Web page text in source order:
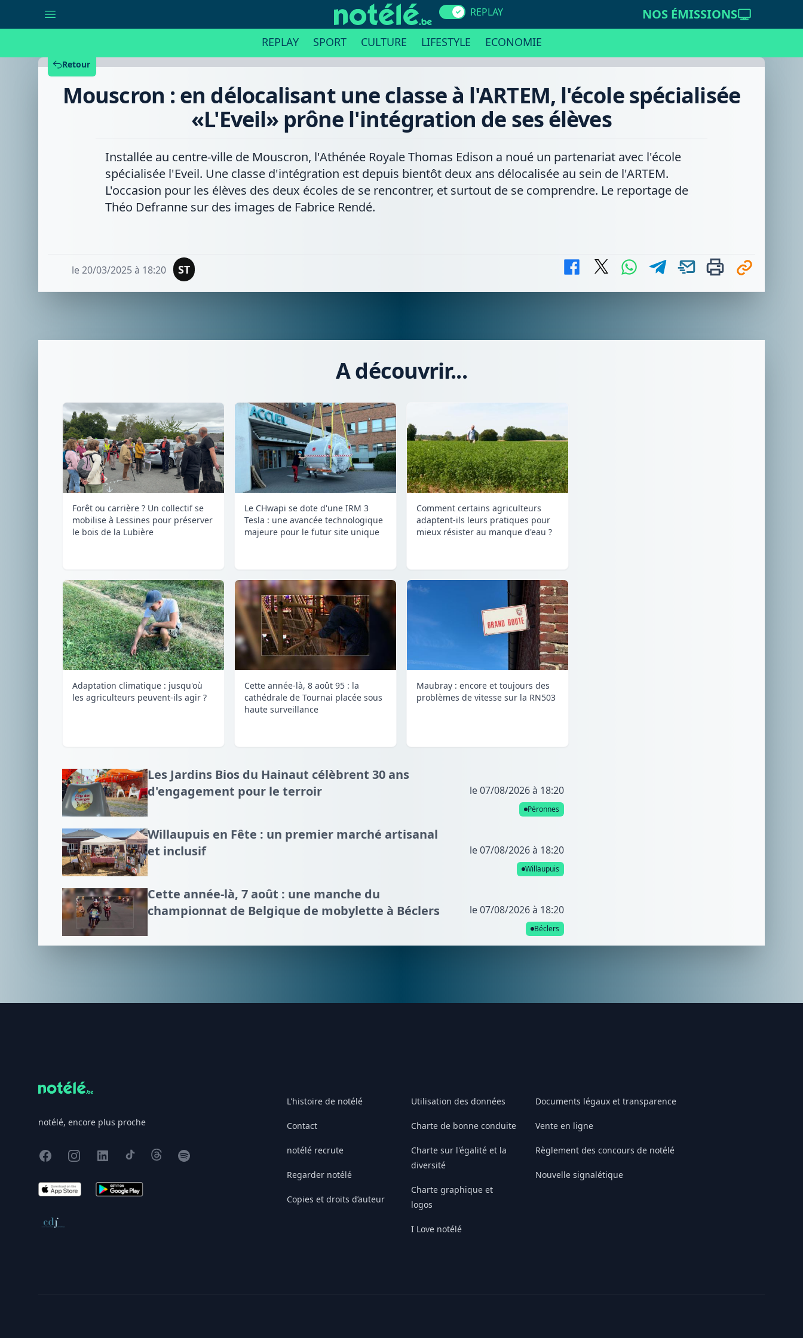
REPLAY NOS ÉMISSIONS
REPLAY SPORT CULTURE LIFESTYLE ECONOMIE
Retour
Mouscron : en délocalisant une classe à l'ARTEM, l'école spécialisée
«L'Eveil» prône l'intégration de ses élèves
Installée au centre-ville de Mouscron, l'Athénée Royale Thomas Edison a noué un partenariat avec l'école
spécialisée l'Eveil. Une classe d'intégration est depuis bientôt deux ans délocalisée au sein de l'ARTEM.
L'occasion pour les élèves des deux écoles de se rencontrer, et surtout de se comprendre. Le reportage de
Théo Defranne sur des images de Fabrice Rendé.
le 20/03/2025 à 18:20 ST
A découvrir...
Forêt ou carrière ? Un collectif se
mobilise à Lessines pour préserver
le bois de la Lubière
Le CHwapi se dote d'une IRM 3
Tesla : une avancée technologique
majeure pour le futur site unique
Comment certains agriculteurs
adaptent-ils leurs pratiques pour
mieux résister au manque d'eau ?
Adaptation climatique : jusqu'où
les agriculteurs peuvent-ils agir ?
Cette année-là, 8 août 95 : la
cathédrale de Tournai placée sous
haute surveillance
Maubray : encore et toujours des
problèmes de vitesse sur la RN503
Les Jardins Bios du Hainaut célèbrent 30 ans
d'engagement pour le terroir
le 07/08/2026 à 18:20
Péronnes
Willaupuis en Fête : un premier marché artisanal
et inclusif
le 07/08/2026 à 18:20
Willaupuis
Cette année-là, 7 août : une manche du
championnat de Belgique de mobylette à Béclers
le 07/08/2026 à 18:20
Béclers
notélé, encore plus proche
FacebookInstagram
X TikTokThreadsSpotify
App Store Google Play
Conseil de déontologie journalistique
L'histoire de notélé
Contact
notélé recrute
Regarder notélé
Copies et droits d’auteur
Utilisation des données
Charte de bonne conduite
Charte sur l'égalité et la
diversité
Charte graphique et
logos
I Love notélé
Documents légaux et transparence
Vente en ligne
Règlement des concours de notélé
Nouvelle signalétique